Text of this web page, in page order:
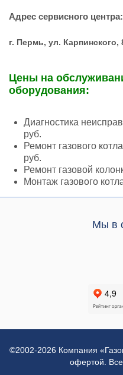
Адрес сервисного центра:
г. Пермь, ул. Карпинского,
Цены на
оборудования:
Диагностика
руб.
Ремонт газового
руб.
Ремонт газовой
Монтаж газового
Мы в
©2002-2026 Компания
офертой.